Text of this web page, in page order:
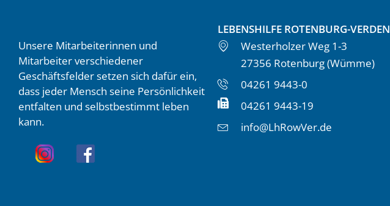
Unsere Mitarbeiterinnen und
Mitarbeiter verschiedener
Geschäftsfelder setzen sich dafür ein,
dass jeder Mensch seine Persönlichkeit
entfalten und selbstbestimmt leben
kann.
LEBENSHILFE ROTENBURG-VERDEN
Westerholzer Weg 1-3
27356 Rotenburg (Wümme)
04261 9443-0
04261 9443-19
info@LhRowVer.de